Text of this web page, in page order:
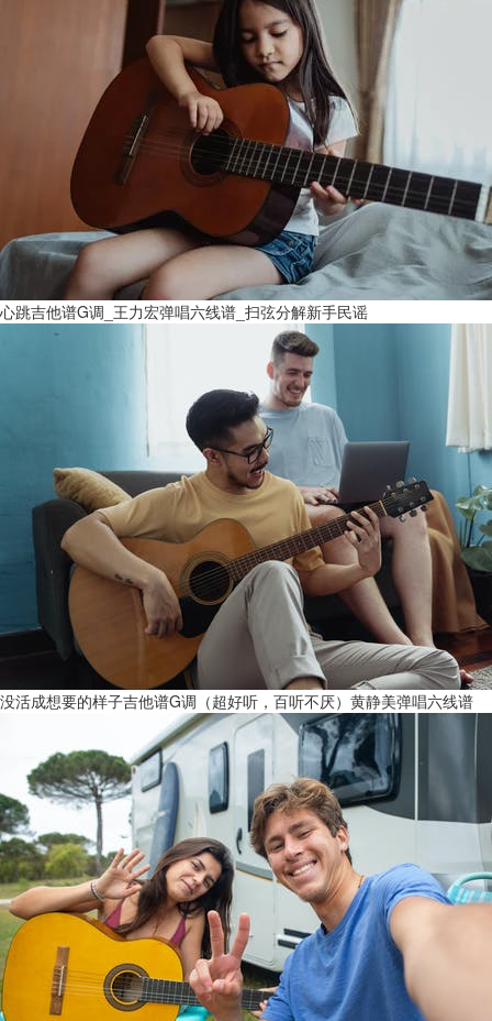
心跳吉他谱G调_王力宏弹唱六线谱_扫弦分解新手民谣
没活成想要的样子吉他谱G调（超好听，百听不厌）黄静美弹唱六线谱